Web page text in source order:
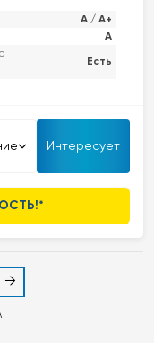
A / A+
A
Есть
пульта
наружной
достичь класса
сочетает доступную
и
Интересует
→